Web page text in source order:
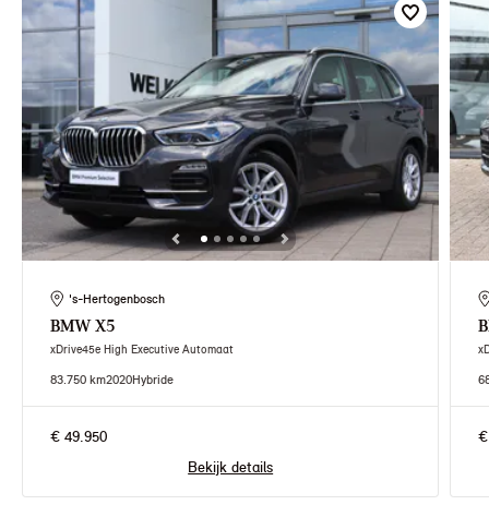
's-Hertogenbosch
BMW X5
xDrive45e High Executive Automaat
83.750 km2020Hybride
€ 49.950
Bekijk details